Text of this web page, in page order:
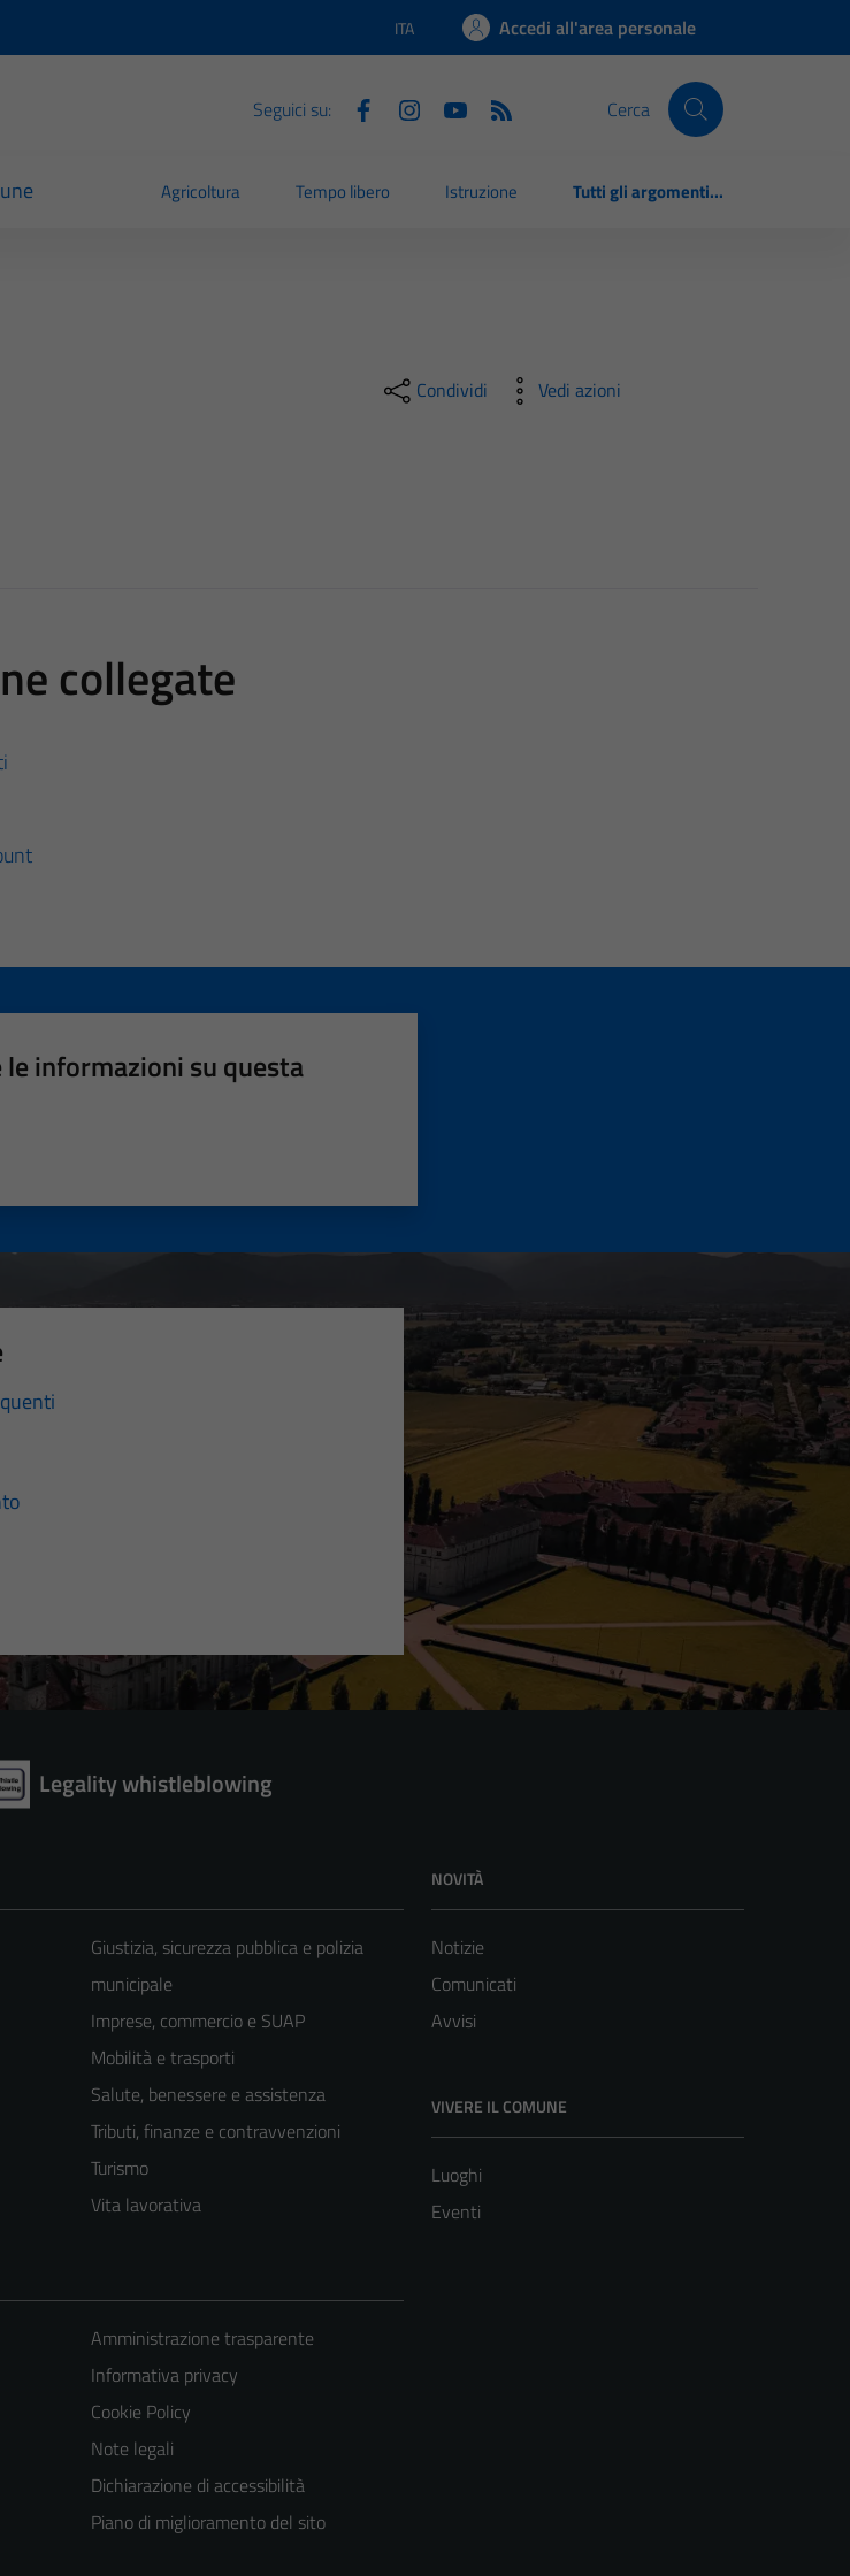
Lingua attiva:
ITA Accedi all'area personale
Seguici su: Cerca
Agricoltura Tempo libero Istruzione Tutti gli argomenti...
Condividi Vedi azioni
collegate
informazioni su questa
Legality whistleblowing
Giustizia, sicurezza pubblica e polizia
municipale
Imprese, commercio e SUAP
Mobilità e trasporti
Salute, benessere e assistenza
Tributi, finanze e contravvenzioni
Turismo
Vita lavorativa
NOVITÀ
Notizie
Comunicati
Avvisi
VIVERE IL COMUNE
Luoghi
Eventi
Amministrazione trasparente
Informativa privacy
Cookie Policy
Note legali
Dichiarazione di accessibilità
Piano di miglioramento del sito